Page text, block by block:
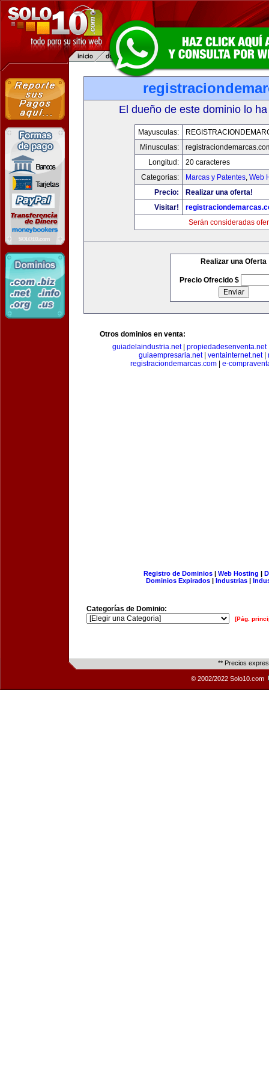
El dueño de este dominio lo
Mayusculas:
Minusculas:
Longitud:
20 caracteres
Categorias:
Marcas y Patentes, Web
Precio:
Realizar una oferta!
Visitar!
Serán consideradas
Realizar una Oferta
Precio Ofrecido $
Otros dominios en venta:
guiadelaindustria.net propiedadesenventa.net
guiaempresaria.net| ventainternet.net|
registraciondemarcas.com
e-
Registro de Dominios| Web Hosting |
Dominios Expirados | Industrias |
Categorías de Dominio:
[Pág.
** Precios
© 2002/2022 Solo10.com